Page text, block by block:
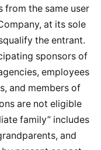
from the same user
at its sole
the entrant.
sponsors of
employees
and members of
are not eligible
family” includes
and